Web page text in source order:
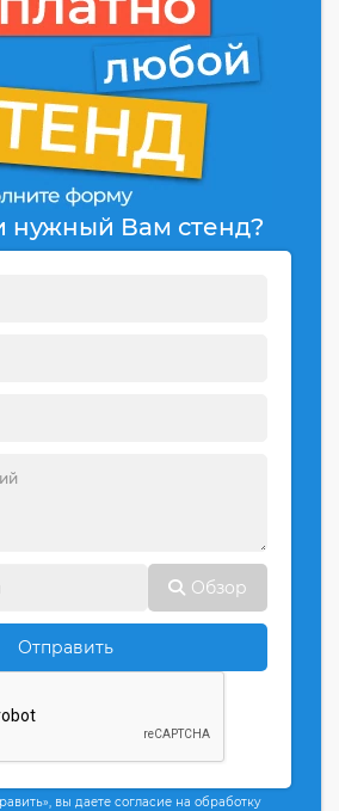
нужный Вам стенд?
Обзор
Отправить
вы даете согласие на обработку